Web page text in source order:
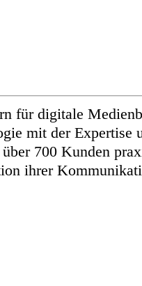
für digitale
mit der Expertise
700 Kunden
ihrer